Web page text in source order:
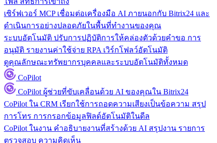
เซิร์ฟเวอร์ MCP เชื่อมต่อเครื่องมือ AI ภายนอกกับ Bitrix24 และ
ดำเนินการอย่างปลอดภัยในพื้นที่ทำงานของคุณ
ระบบอัตโนมัติ ปรับการปฏิบัติการให้คล่องตัวด้วยคำขอ การ
อนุมัติ รายงานค่าใช้จ่าย RPA เวิร์กโฟลว์อัตโนมัติ
ดูคุณลักษณะทรัพยากรบุคคลและระบบอัตโนมัติทั้งหมด
CoPilot
CoPilot ผู้ช่วยที่ขับเคลื่อนด้วย AI ของคุณใน Bitrix24
CoPilot ใน CRM เรียกใช้การถอดความเสียงเป็นข้อความ สรุป
การโทร การกรอกข้อมูลฟิลด์อัตโนมัติในดีล
CoPilot ในงาน คำอธิบายงานที่สร้างด้วย AI สรุปงาน รายการ
ตรวจสอบ ความคิดเห็น